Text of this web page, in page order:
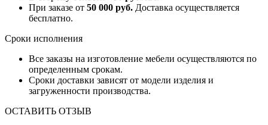
При заказе от 50 000 руб. Доставка осуществляется
бесплатно.
Сроки исполнения
Все заказы на изготовление мебели осуществляются по
определенным срокам.
Сроки доставки зависят от модели изделия и
загруженности производства.
ОСТАВИТЬ ОТЗЫВ